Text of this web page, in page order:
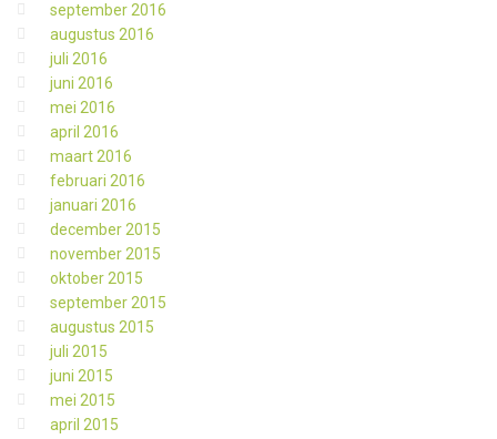
september 2016
augustus 2016
juli 2016
juni 2016
mei 2016
april 2016
maart 2016
februari 2016
januari 2016
december 2015
november 2015
oktober 2015
september 2015
augustus 2015
juli 2015
juni 2015
mei 2015
april 2015